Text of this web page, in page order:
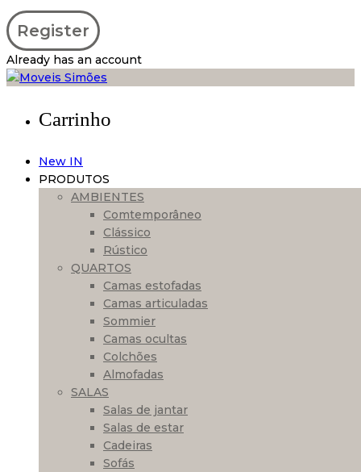
Already has an account
Carrinho
New IN
PRODUTOS
AMBIENTES
Comtemporâneo
Clássico
Rústico
QUARTOS
Camas estofadas
Camas articuladas
Sommier
Camas ocultas
Colchões
Almofadas
SALAS
Salas de jantar
Salas de estar
Cadeiras
Sofás